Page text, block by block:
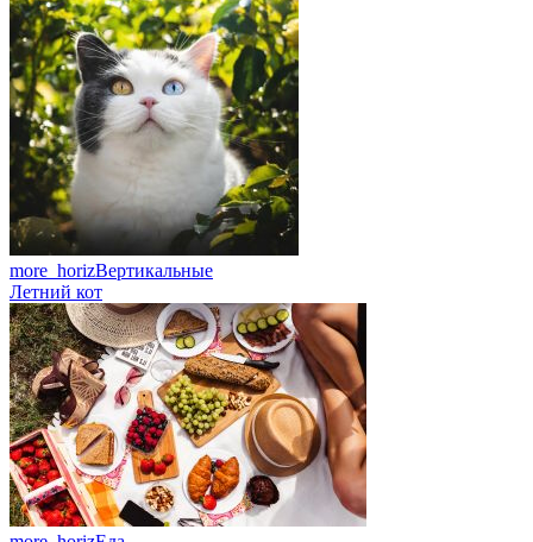
more_horizВертикальные
Летний кот